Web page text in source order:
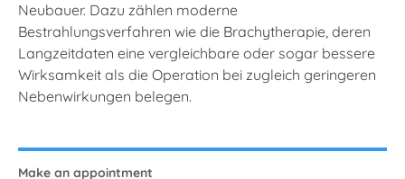
Neubauer. Dazu zählen moderne
Bestrahlungsverfahren wie die Brachytherapie, deren
Langzeitdaten eine vergleichbare oder sogar bessere
Wirksamkeit als die Operation bei zugleich geringeren
Nebenwirkungen belegen.
Make an appointment